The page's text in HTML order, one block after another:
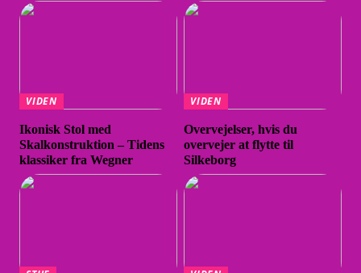
VIDEN
Ikonisk Stol med
Skalkonstruktion – Tidens
klassiker fra Wegner
VIDEN
Overvejelser, hvis du
overvejer at flytte til
Silkeborg